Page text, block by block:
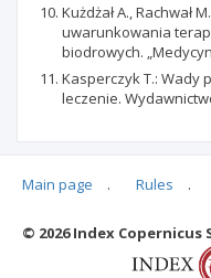
Kużdżał A., Rachwał
uwarunkowania
biodrowych.
Kasperczyk T.: Wady
leczenie.
Articles quoting
Main page . Rules .
© 2026 Index Copernicus